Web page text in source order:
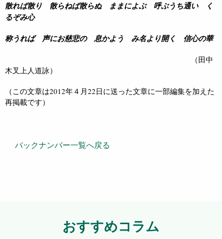
散れば散り 散らねば散らぬ ままによぶ 呼ぶうち通い く
るぞみ心
称うれば 声にお慈悲の 息かよう み名より開く 信心の華
（田中
木叉上人道詠）
（この文章は2012年４月22日に送った文章に一部編集を加えた
再掲載です）
バックナンバー一覧へ戻る
おすすめコラム